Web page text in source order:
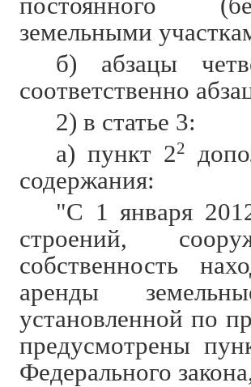
земельными
б) абзацы
соответственно
2) в статье 3:
а) пункт 22
содержания:
"С 1 января
строений,
собственность
аренды
установленной по
предусмотрены
Федерального